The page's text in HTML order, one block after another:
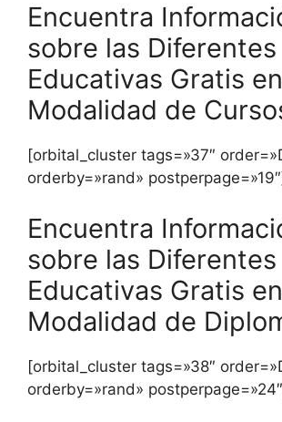
Encuentra
sobre las
Educativas Gratis
Modalidad de
[orbital_cluster tags=»37″
orderby=»rand»
Encuentra
sobre las
Educativas Gratis
Modalidad de
[orbital_cluster tags=»38″
orderby=»rand»